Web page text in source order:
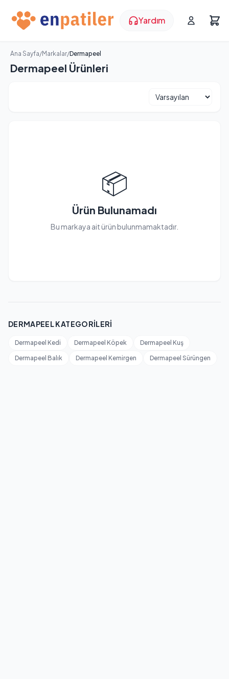
Yardım
Ana Sayfa/Markalar/Dermapeel
Dermapeel Ürünleri
📦
Ürün Bulunamadı
Bu markaya ait ürün bulunmamaktadır.
DERMAPEEL KATEGORILERI
Dermapeel Kedi Dermapeel Köpek
Dermapeel Kuş
Dermapeel Balık
Dermapeel Kemirgen Dermapeel Sürüngen